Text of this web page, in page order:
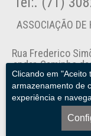
Clicando em "Aceito
armazenamento de
experiência e
ASSOCIAÇÃO DE
Rua Frederico
andar, Caminho
AHSEB. ©